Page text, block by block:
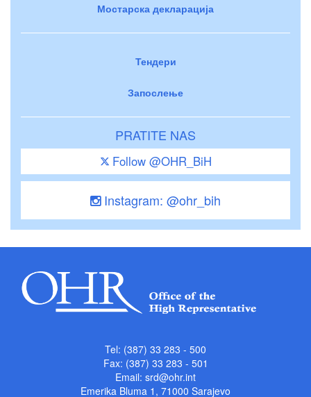
Мостарска декларација
Тендери
Запослење
PRATITE NAS
Follow @OHR_BiH
Instagram: @ohr_bih
Tel: (387) 33 283 - 500
Fax: (387) 33 283 - 501
Email: srd@ohr.int
Emerika Bluma 1, 71000 Sarajevo